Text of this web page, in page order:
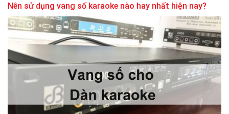
Nên sử dụng vang số karaoke nào hay nhất hiện nay?